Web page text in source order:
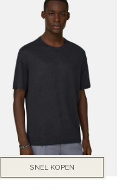
SNEL KOPEN